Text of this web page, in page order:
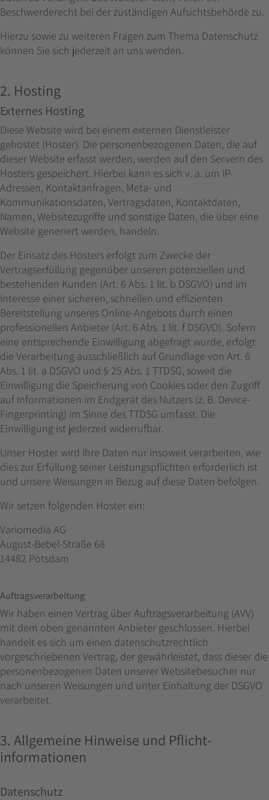
Beschwerderecht bei der zuständigen Aufsichtsbehörde zu.
Hierzu sowie zu weiteren Fragen zum Thema Datenschutz
können Sie sich jederzeit an uns wenden.
2. Hosting
Externes Hosting
Diese Website wird bei einem externen Dienstleister
gehostet (Hoster). Die personenbezogenen Daten, die auf
dieser Website erfasst werden, werden auf den Servern des
Hosters gespeichert. Hierbei kann es sich v. a. um IP-
Adressen, Kontaktanfragen, Meta- und
Kommunikationsdaten, Vertragsdaten, Kontaktdaten,
Namen, Websitezugriffe und sonstige Daten, die über eine
Website generiert werden, handeln.
Der Einsatz des Hosters erfolgt zum Zwecke der
Vertragserfüllung gegenüber unseren potenziellen und
bestehenden Kunden (Art. 6 Abs. 1 lit. b DSGVO) und im
Interesse einer sicheren, schnellen und effizienten
Bereitstellung unseres Online-Angebots durch einen
professionellen Anbieter (Art. 6 Abs. 1 lit. f DSGVO). Sofern
eine entsprechende Einwilligung abgefragt wurde, erfolgt
die Verarbeitung ausschließlich auf Grundlage von Art. 6
Abs. 1 lit. a DSGVO und § 25 Abs. 1 TTDSG, soweit die
Einwilligung die Speicherung von Cookies oder den Zugriff
auf Informationen im Endgerät des Nutzers (z. B. Device-
Fingerprinting) im Sinne des TTDSG umfasst. Die
Einwilligung ist jederzeit widerrufbar.
Unser Hoster wird Ihre Daten nur insoweit verarbeiten, wie
dies zur Erfüllung seiner Leistungspflichten erforderlich ist
und unsere Weisungen in Bezug auf diese Daten befolgen.
Wir setzen folgenden Hoster ein:
Variomedia AG
August-Bebel-Straße 68
14482 Potsdam
Auftragsverarbeitung
Wir haben einen Vertrag über Auftragsverarbeitung (AVV)
mit dem oben genannten Anbieter geschlossen. Hierbei
handelt es sich um einen datenschutzrechtlich
vorgeschriebenen Vertrag, der gewährleistet, dass dieser die
personenbezogenen Daten unserer Websitebesucher nur
nach unseren Weisungen und unter Einhaltung der DSGVO
verarbeitet.
3. Allgemeine Hinweise und Pflicht­
informationen
Datenschutz